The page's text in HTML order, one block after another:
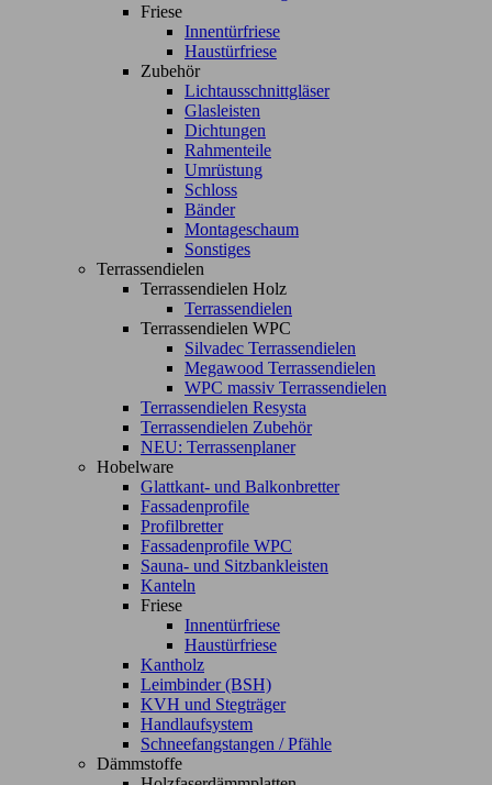
Friese
Innentürfriese
Haustürfriese
Zubehör
Lichtausschnittgläser
Glasleisten
Dichtungen
Rahmenteile
Umrüstung
Schloss
Bänder
Montageschaum
Sonstiges
Terrassendielen
Terrassendielen Holz
Terrassendielen
Terrassendielen WPC
Silvadec Terrassendielen
Megawood Terrassendielen
WPC massiv Terrassendielen
Terrassendielen Resysta
Terrassendielen Zubehör
NEU: Terrassenplaner
Hobelware
Glattkant- und Balkonbretter
Fassadenprofile
Profilbretter
Fassadenprofile WPC
Sauna- und Sitzbankleisten
Kanteln
Friese
Innentürfriese
Haustürfriese
Kantholz
Leimbinder (BSH)
KVH und Stegträger
Handlaufsystem
Schneefangstangen / Pfähle
Dämmstoffe